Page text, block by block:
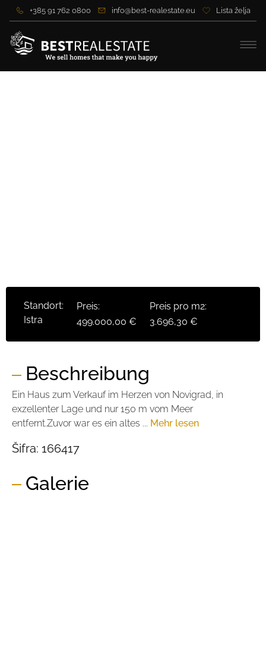
+385 91 762 0800 info@best-realestate.eu Lista želja
Standort:
Istra
Preis:
499.000,00 €
Preis pro m2:
3.696,30 €
Beschreibung
Ein Haus zum Verkauf im Herzen von Novigrad, in
exzellenter Lage und nur 150 m vom Meer
entfernt.Zuvor war es ein altes ... Mehr lesen
Šifra: 166417
Galerie